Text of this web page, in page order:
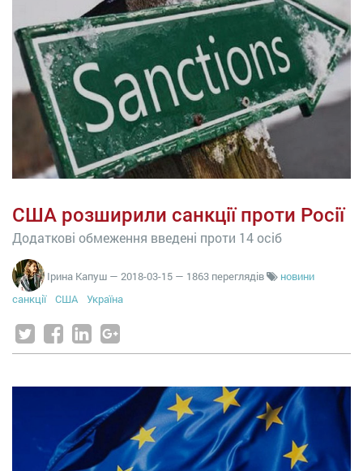
США розширили санкції проти Росії
Додаткові обмеження введені проти 14 осіб
Ірина Капуш — 2018-03-15 — 1863 переглядів
новини
санкції
США Україна